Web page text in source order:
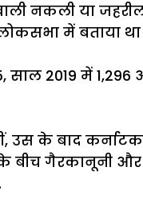
या जहरीली
में बताया
साल 2019 में
उस के बाद
बीच गैरकानूनी